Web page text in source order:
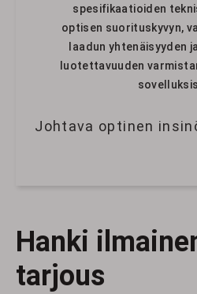
spesifikaatioiden
optisen suorituskyvyn,
laadun yhtenäisyyden
luotettavuuden
Johtava optinen
Hanki
tarjous